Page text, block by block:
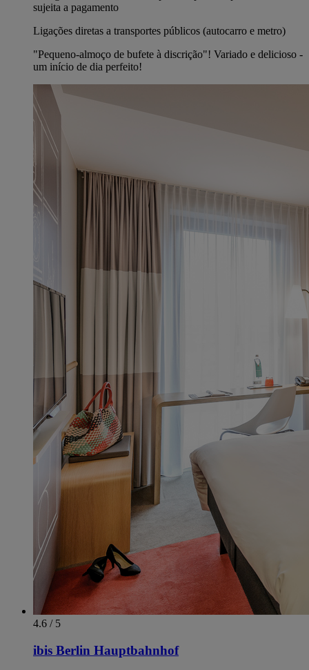
sujeita a pagamento
Ligações diretas a transportes públicos (autocarro e metro)
"Pequeno-almoço de bufete à discrição"! Variado e delicioso -
um início de dia perfeito!
4.6 / 5
ibis Berlin Hauptbahnhof